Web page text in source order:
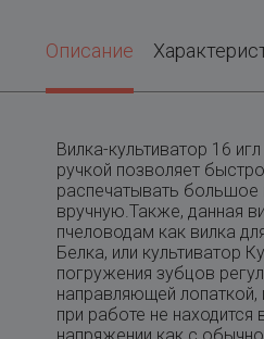
Описание
Вилка-культиватор 16
ручкой позволяет
распечатывать большое
вручную.Также, данная
пчеловодам как вилка
Белка, или культиватор
погружения зубцов
направляющей лопаткой,
при работе не находится